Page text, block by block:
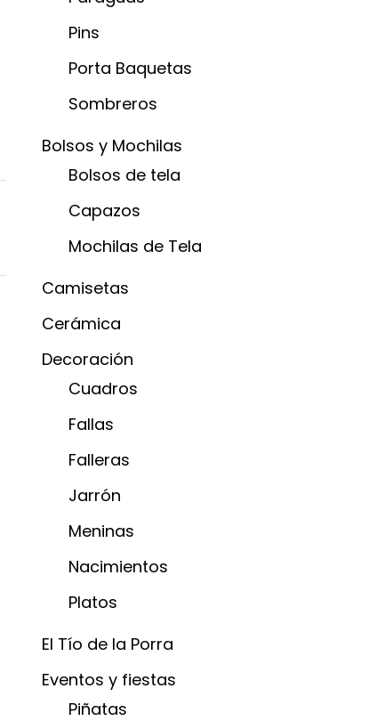
Pins
Porta Baquetas
Sombreros
Bolsos y Mochilas
Bolsos de tela
Capazos
Mochilas de Tela
Camisetas
Cerámica
Decoración
Cuadros
Fallas
Falleras
Jarrón
Meninas
Nacimientos
Platos
El Tío de la Porra
Eventos y fiestas
Piñatas